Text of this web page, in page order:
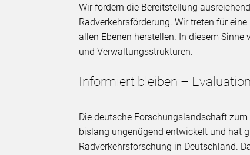
Wir fordern die Bereitstellung
Radverkehrsförderung. Wir treten für
allen Ebenen herstellen. In diesem
und Verwaltungsstrukturen.
Informiert bleiben –
Die deutsche Forschungslandschaft
bislang ungenügend entwickelt und hat
Radverkehrsforschung in Deutschland.